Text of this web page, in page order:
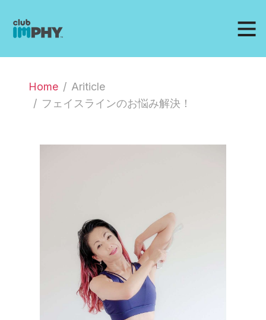
Home
Ariticle
フェイスラインのお悩み解決！